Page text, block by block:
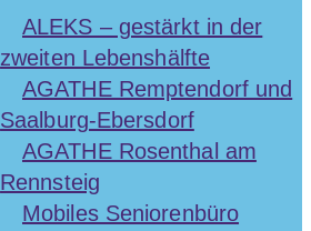
ALEKS – gestärkt in der
zweiten Lebenshälfte
AGATHE Remptendorf und
Saalburg-Ebersdorf
AGATHE Rosenthal am
Rennsteig
Mobiles Seniorenbüro